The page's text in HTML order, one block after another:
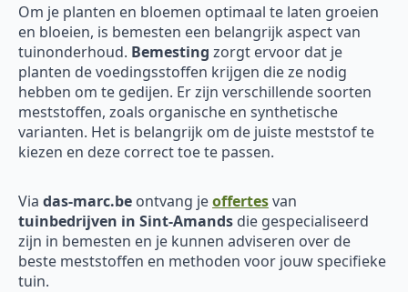
Om je planten en bloemen optimaal te laten groeien
en bloeien, is bemesten een belangrijk aspect van
tuinonderhoud. Bemesting zorgt ervoor dat je
planten de voedingsstoffen krijgen die ze nodig
hebben om te gedijen. Er zijn verschillende soorten
meststoffen, zoals organische en synthetische
varianten. Het is belangrijk om de juiste meststof te
kiezen en deze correct toe te passen.
Via das-marc.be ontvang jeoffertesvan
tuinbedrijven in Sint-Amands die gespecialiseerd
zijn in bemesten en je kunnen adviseren over de
beste meststoffen en methoden voor jouw specifieke
tuin.